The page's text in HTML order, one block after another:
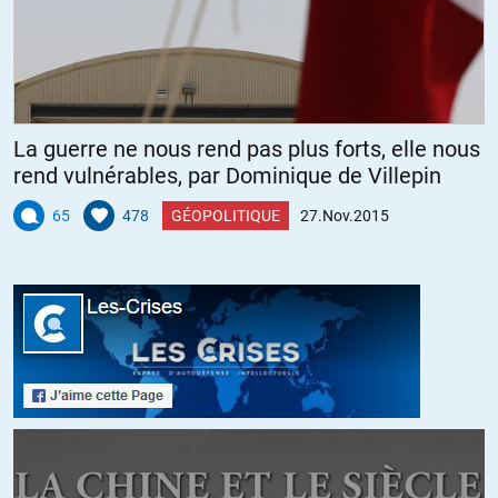
règles du droit public international. Elle n’entreprendra aucune guerre
dans des vues de conquête et n’emploiera jamais ses forces contre la
liberté d’aucun peuple. »
+17 ALERTER
// 28.11.2015 à 06h41
Nos dirigeants se sont-ils fourvoyés à ce point?
carriéristes incompétents. Ce qui est grave.
Si la réponse est négative, alors nous sommes trahis. Ce qui est
encore plus grave.
La question qui devrait suivre mériterait une réponse honnête et
claire de la part des élus.
Nous vous avons élu, mais quels intérêts défendez-vous? Est-ce ceux
raisons qui justifient vos décisions. C’est aussi le rôle des journalistes
La guerre ne nous rend pas plus forts, elle nous
rend vulnérables, par Dominique de Villepin
65 478 GÉOPOLITIQUE 27.Nov.2015